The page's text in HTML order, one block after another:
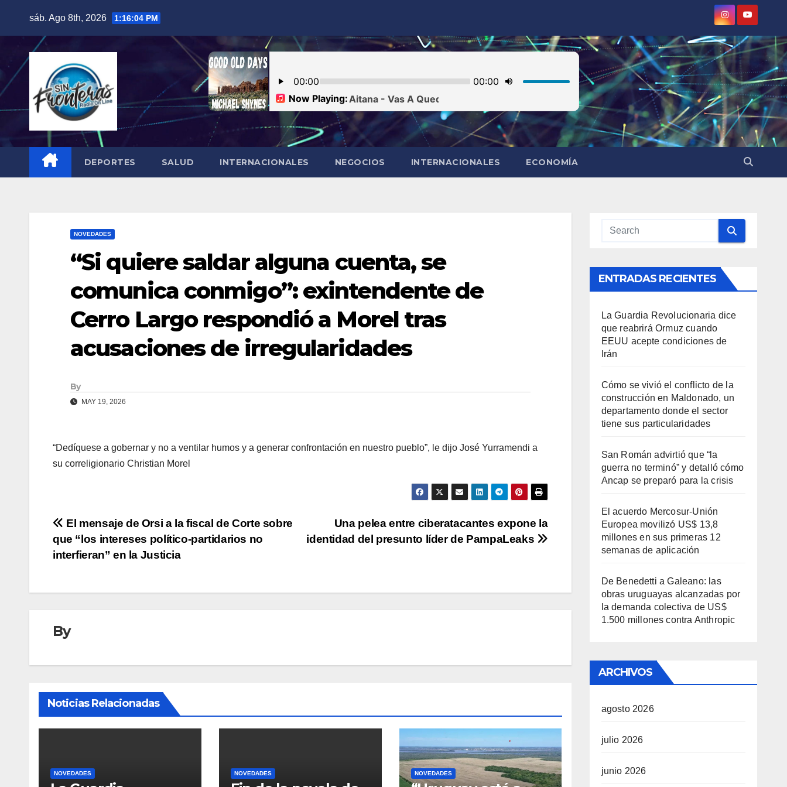
sáb. Ago 8th, 2026 1:16:05 PM
DEPORTES SALUD INTERNACIONALES NEGOCIOS INTERNACIONALES ECONOMÍA
NOVEDADES
“Si quiere saldar alguna cuenta, se
comunica conmigo”: exintendente de
Cerro Largo respondió a Morel tras
acusaciones de irregularidades
By
MAY 19, 2026
“Dedíquese a gobernar y no a ventilar humos y a generar confrontación en nuestro pueblo”, le dijo José Yurramendi a
su correligionario Christian Morel
Navegación
de
Una pelea entre ciberatacantes expone la
identidad del presunto líder de PampaLeaks
El mensaje de Orsi a la fiscal de Corte sobre
que “los intereses político-partidarios no
interfieran” en la Justicia
By
Noticias Relacionadas
NOVEDADES NOVEDADES NOVEDADES
ENTRADAS RECIENTES
La Guardia Revolucionaria dice
que reabrirá Ormuz cuando
EEUU acepte condiciones de
Irán
Cómo se vivió el conflicto de la
construcción en Maldonado, un
departamento donde el sector
tiene sus particularidades
San Román advirtió que “la
guerra no terminó” y detalló cómo
Ancap se preparó para la crisis
El acuerdo Mercosur-Unión
Europea movilizó US$ 13,8
millones en sus primeras 12
semanas de aplicación
De Benedetti a Galeano: las
obras uruguayas alcanzadas por
la demanda colectiva de US$
1.500 millones contra Anthropic
ARCHIVOS
agosto 2026
julio 2026
junio 2026